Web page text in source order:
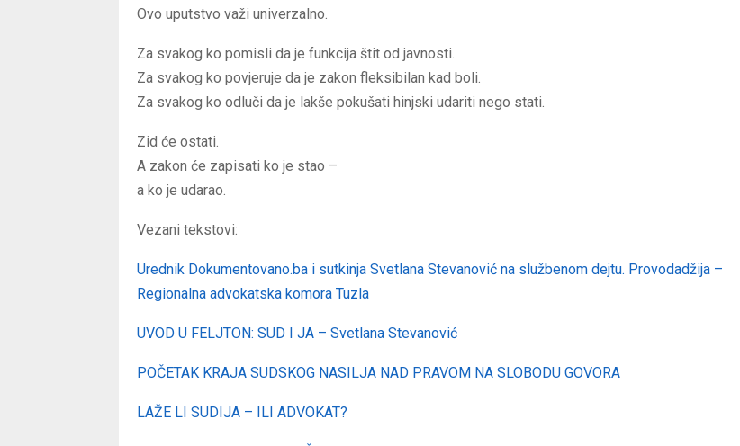
Ovo uputstvo važi univerzalno.
Za svakog ko pomisli da je funkcija štit od javnosti.
Za svakog ko povjeruje da je zakon fleksibilan kad boli.
Za svakog ko odluči da je lakše pokušati hinjski udariti nego stati.
Zid će ostati.
A zakon će zapisati ko je stao –
a ko je udarao.
Vezani tekstovi:
Urednik Dokumentovano.ba i sutkinja Svetlana Stevanović na službenom dejtu. Provodadžija –
Regionalna advokatska komora Tuzla
UVOD U FELJTON: SUD I JA – Svetlana Stevanović
POČETAK KRAJA SUDSKOG NASILJA NAD PRAVOM NA SLOBODU GOVORA
LAŽE LI SUDIJA – ILI ADVOKAT?